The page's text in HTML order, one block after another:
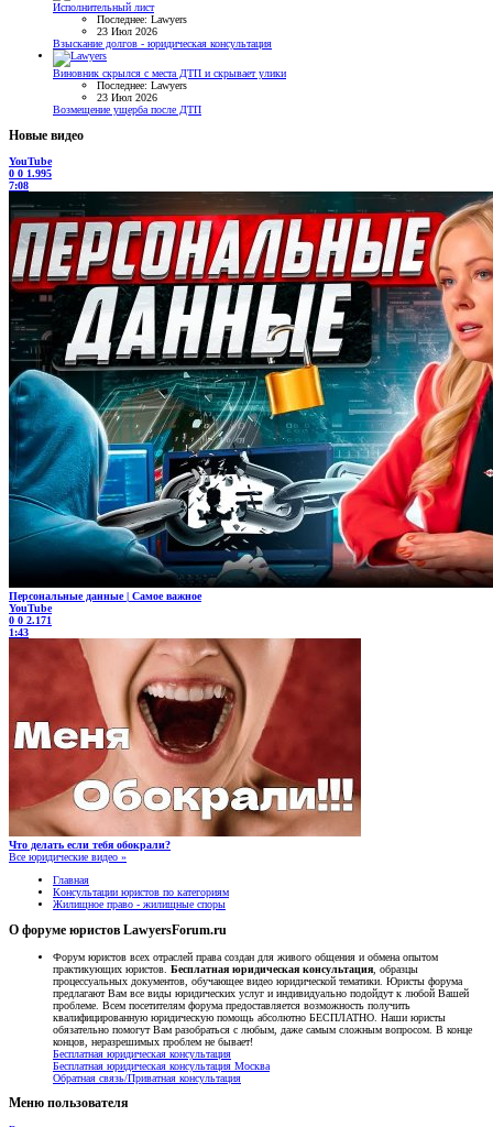
Исполнительный лист
Последнее: Lawyers
23 Июл 2026
Взыскание долгов - юридическая консультация
Виновник скрылся с места ДТП и скрывает улики
Последнее: Lawyers
23 Июл 2026
Возмещение ущерба после ДТП
Новые видео
YouTube
0 0 1.995
7:08
Персональные данные | Самое важное
YouTube
0 0 2.171
1:43
Что делать если тебя обокрали?
Все юридические видео »
Главная
Консультации юристов по категориям
Жилищное право - жилищные споры
О форуме юристов LawyersForum.ru
Форум юристов всех отраслей права создан для живого общения и обмена опытом
практикующих юристов. Бесплатная юридическая консультация , образцы
процессуальных документов, обучающее видео юридической тематики. Юристы форума
предлагают Вам все виды юридических услуг и индивидуально подойдут к любой Вашей
проблеме. Всем посетителям форума предоставляется возможность получить
квалифицированную юридическую помощь абсолютно БЕСПЛАТНО. Наши юристы
обязательно помогут Вам разобраться с любым, даже самым сложным вопросом. В конце
концов, неразрешимых проблем не бывает!
Бесплатная юридическая консультация
Бесплатная юридическая консультация Москва
Обратная связь/Приватная консультация
Меню пользователя